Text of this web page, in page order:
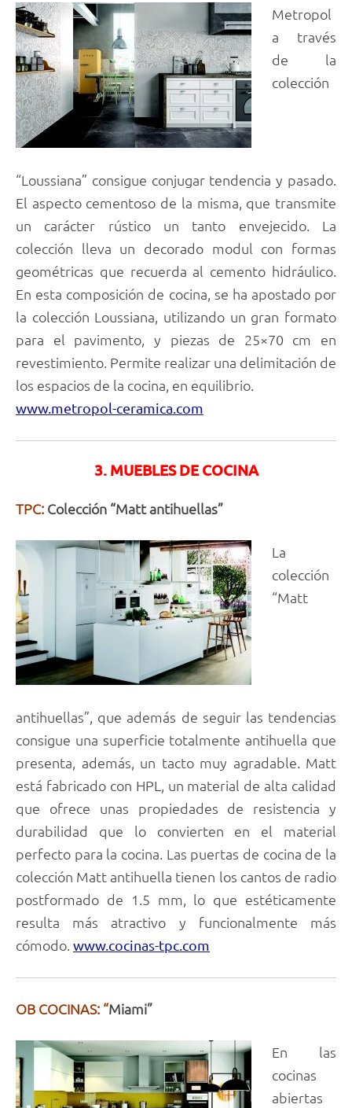
Metropol
a través
de la
colección
“Loussiana” consigue conjugar tendencia y pasado.
El aspecto cementoso de la misma, que transmite
un carácter rústico un tanto envejecido. La
colección lleva un decorado modul con formas
geométricas que recuerda al cemento hidráulico.
En esta composición de cocina, se ha apostado por
la colección Loussiana, utilizando un gran formato
para el pavimento, y piezas de 25×70 cm en
revestimiento. Permite realizar una delimitación de
los espacios de la cocina, en equilibrio.
www.metropol-ceramica.com
3. MUEBLES DE COCINA
TPC: Colección “Matt antihuellas”
La
colección
“Matt
antihuellas”, que además de seguir las tendencias
consigue una superficie totalmente antihuella que
presenta, además, un tacto muy agradable. Matt
está fabricado con HPL, un material de alta calidad
que ofrece unas propiedades de resistencia y
durabilidad que lo convierten en el material
perfecto para la cocina. Las puertas de cocina de la
colección Matt antihuella tienen los cantos de radio
postformado de 1.5 mm, lo que estéticamente
resulta más atractivo y funcionalmente más
cómodo. www.cocinas-tpc.com
OB COCINAS: “Miami”
En las
cocinas
abiertas